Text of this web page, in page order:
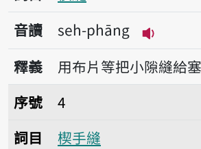
音讀
seh-phāng
播放音
釋義
用布片等把小隙縫給
序號4楔手縫
序號
4
詞目
楔手縫